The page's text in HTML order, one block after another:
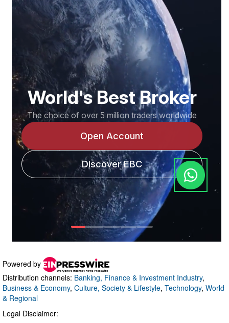
Powered by
Distribution channels: Banking, Finance & Investment Industry,
Business & Economy, Culture, Society & Lifestyle, Technology, World
& Regional
Legal Disclaimer: